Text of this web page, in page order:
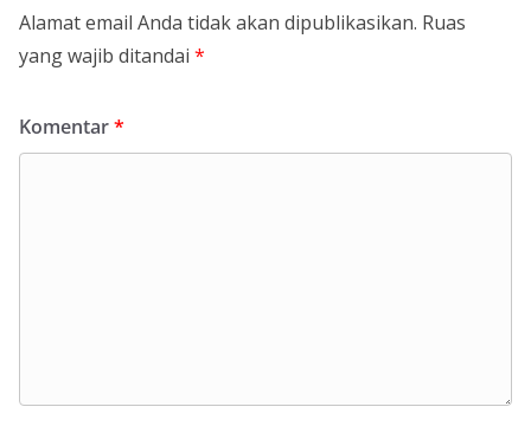
Alamat email Anda tidak akan dipublikasikan. Ruas
yang wajib ditandai *
Komentar*